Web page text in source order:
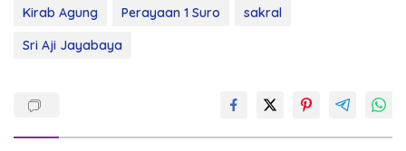
Kirab Agung Perayaan 1 Suro
sakral
Sri Aji Jayabaya